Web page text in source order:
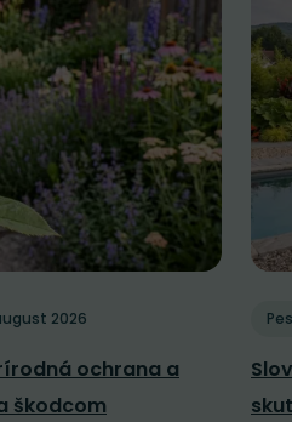
2026
ochrana a
škodcom